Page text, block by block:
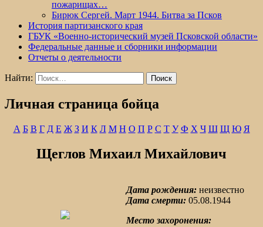
пожарищах…
Бирюк Сергей. Март 1944. Битва за Псков
История партизанского края
ГБУК «Военно-исторический музей Псковской области»
Федеральные данные и сборники информации
Отчеты о деятельности
Найти:
Личная страница бойца
А Б В Г Д Е Ж З И К Л М Н О П Р С Т У Ф Х Ч Ш Щ Ю Я
Щеглов Михаил Михайлович
Дата рождения: неизвестно
Дата смерти: 05.08.1944
Место захоронения: